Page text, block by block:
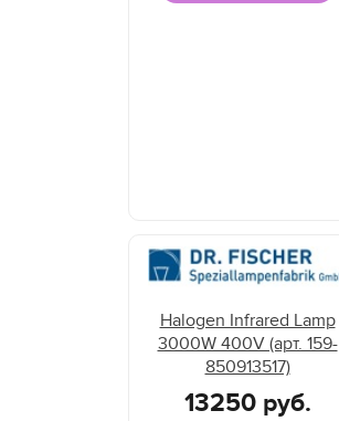
Halogen Infrared Lamp
3000W 400V (арт. 159-
850913517)
13250 руб.